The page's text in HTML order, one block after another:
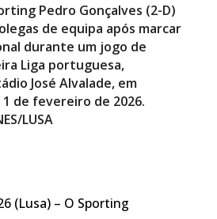
Pedro Gonçalves (2-D)
de equipa após marcar
durante um jogo de
Liga portuguesa,
José Alvalade, em
de fevereiro de 2026.
LUSA
(Lusa) – O Sporting